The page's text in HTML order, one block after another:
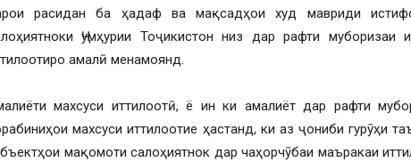
расидан ба ҳадаф ва мақсадҳои худ мавриди
Ҷумҳурии Тоҷикистон низ дар рафти муборизаи
амалӣ менамоянд.
махсуси иттилоотӣ, ё ин ки амалиёт дар рафти
махсуси иттилоотие ҳастанд, ки аз ҷониби гурӯҳи
мақомоти салоҳиятнок дар чаҳорчӯбаи маъракаи